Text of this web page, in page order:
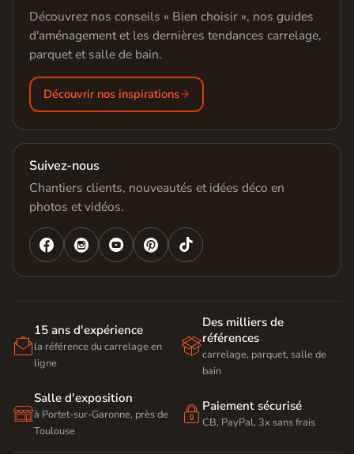
Découvrez nos conseils « Bien choisir », nos guides
d'aménagement et les dernières tendances carrelage,
parquet et salle de bain.
Découvrir nos inspirations
Suivez-nous
Chantiers clients, nouveautés et idées déco en
photos et vidéos.
   

15 ans d'expérience
la référence du carrelage en
ligne

Des milliers de
références
carrelage, parquet, salle de
bain

Salle d'exposition
à Portet-sur-Garonne, près de
Toulouse
 Paiement sécurisé
CB, PayPal, 3x sans frais